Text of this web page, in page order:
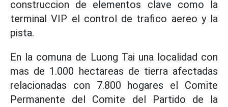
construccion de elementos clave como la
terminal VIP el control de trafico aereo y la
pista.
En la comuna de Luong Tai una localidad con
mas de 1.000 hectareas de tierra afectadas
relacionadas con 7.800 hogares el Comite
Permanente del Comite del Partido de la